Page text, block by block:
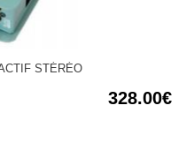
STÉRÉO
328.00